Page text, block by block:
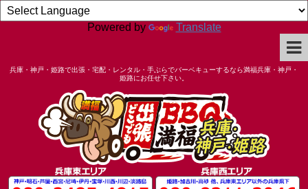
Powered by Translate
兵庫・神戸・姫路で出張・宅配・レンタル・手ぶらでバーベキューするなら満福兵庫・神戸・
姫路にお任せ下さい。